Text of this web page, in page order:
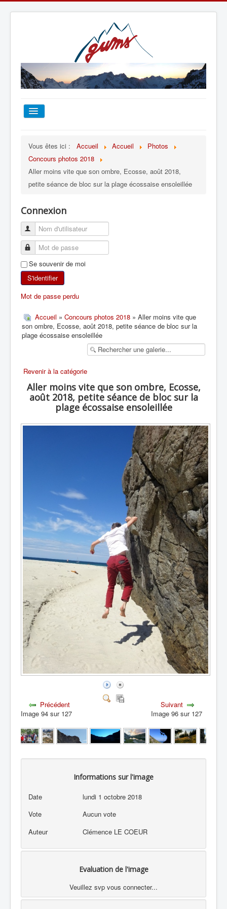
TOUT SUR LE GUMS
ESCALADE
ALPINISME
SKI DE RANDONNÉE
RANDONNÉE PÉDESTRE
Vous êtes ici : Accueil Accueil
Photos
Concours photos 2018
Aller moins vite que son ombre, Ecosse, août 2018,
petite séance de bloc sur la plage écossaise ensoleillée
Connexion
Se souvenir de moi
S'identifier
Mot de passe perdu
Accueil » Concours photos 2018 » Aller moins vite que
son ombre, Ecosse, août 2018, petite séance de bloc sur la
plage écossaise ensoleillée
Revenir à la catégorie
Aller moins vite que son ombre, Ecosse,
août 2018, petite séance de bloc sur la
plage écossaise ensoleillée
Précédent
Image 94 sur 127
Suivant
Image 96 sur 127
Informations sur l'image
Date
lundi 1 octobre 2018
Vote
Aucun vote
Auteur
Clémence LE COEUR
Evaluation de l'image
Veuillez svp vous connecter...